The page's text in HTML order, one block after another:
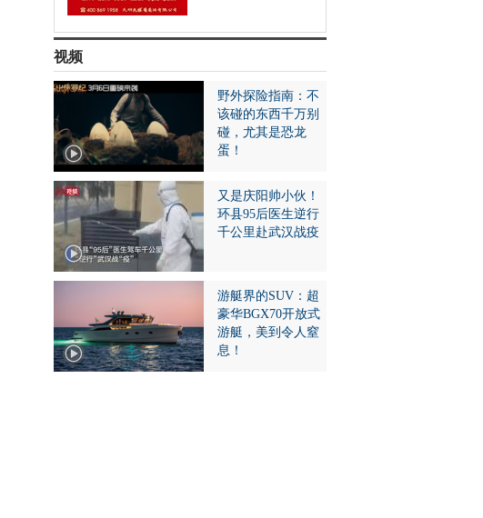
视频
野外探险指南：不
该碰的东西千万别
碰，尤其是恐龙
蛋！
又是庆阳帅小伙！
环县95后医生逆行
千公里赴武汉战疫
游艇界的SUV：超
豪华BGX70开放式
游艇，美到令人窒
息！